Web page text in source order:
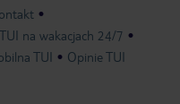
na wakacjach 24/7
TUI Opinie TUI